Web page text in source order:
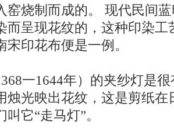
窑烧制而成的。 现代民间
而呈现花纹的，这种印染工
宋印花布便是一例。
一1644年）的夹纱灯是
烛光映出花纹，这是剪纸在
它“走马灯”。